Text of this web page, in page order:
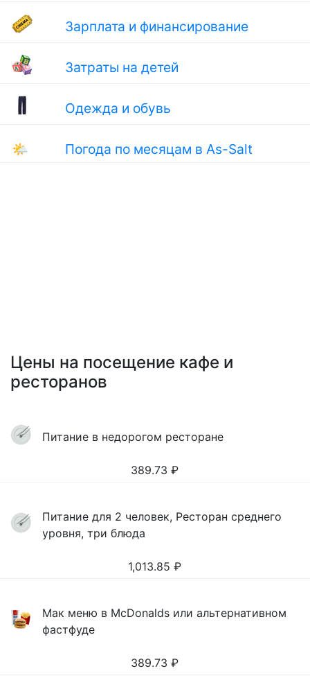
Зарплата и финансирование
Затраты на детей
Одежда и обувь
🌤 Погода по месяцам в As-Salt
Цены на посещение кафе и
ресторанов
Питание в недорогом ресторане
389.73 ₽
Питание для 2 человек, Ресторан среднего
уровня, три блюда
1,013.85 ₽
Мак меню в McDonalds или альтернативном
фастфуде
389.73 ₽